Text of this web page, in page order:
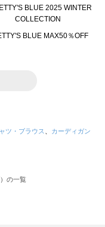
ツ・ブラウス
カーディガン
の一覧
スモス）の一覧